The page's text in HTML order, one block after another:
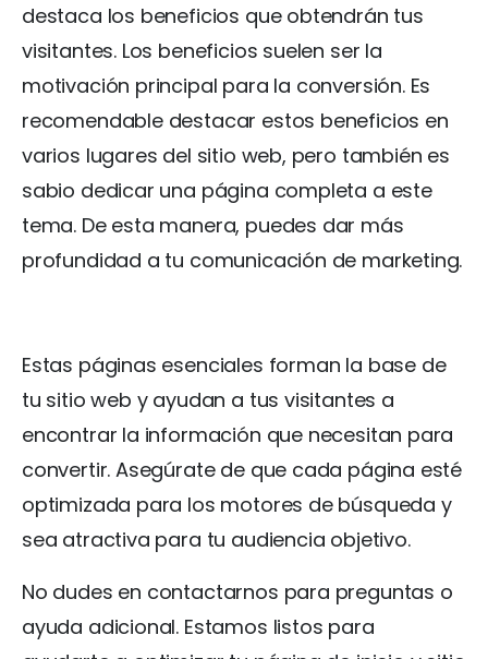
destaca los beneficios que obtendrán tus
visitantes. Los beneficios suelen ser la
motivación principal para la conversión. Es
recomendable destacar estos beneficios en
varios lugares del sitio web, pero también es
sabio dedicar una página completa a este
tema. De esta manera, puedes dar más
profundidad a tu comunicación de marketing.
Estas páginas esenciales forman la base de
tu sitio web y ayudan a tus visitantes a
encontrar la información que necesitan para
convertir. Asegúrate de que cada página esté
optimizada para los motores de búsqueda y
sea atractiva para tu audiencia objetivo.
No dudes en contactarnos para preguntas o
ayuda adicional. Estamos listos para